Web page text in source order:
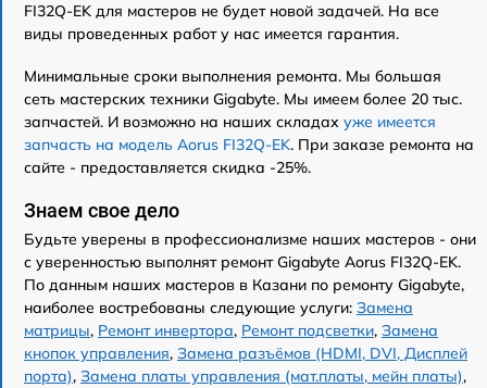
FI32Q-EK для мастеров не будет новой задачей. На все
виды проведенных работ у нас имеется гарантия.
Минимальные сроки выполнения ремонта. Мы большая
сеть мастерских техники Gigabyte. Мы имеем более 20 тыс.
запчастей. И возможно на наших складах уже имеется
запчасть на модель Aorus FI32Q-EK. При заказе ремонта на
сайте - предоставляется скидка -25%.
Знаем свое дело
Будьте уверены в профессионализме наших мастеров - они
с уверенностью выполнят ремонт Gigabyte Aorus FI32Q-EK.
По данным наших мастеров в Казани по ремонту Gigabyte,
наиболее востребованы следующие услуги: Замена
матрицы, Ремонт инвертора, Ремонт подсветки, Замена
кнопок управления, Замена разъёмов (HDMI, DVI, Дисплей
порта), Замена платы управления (мат.платы, мейн платы),